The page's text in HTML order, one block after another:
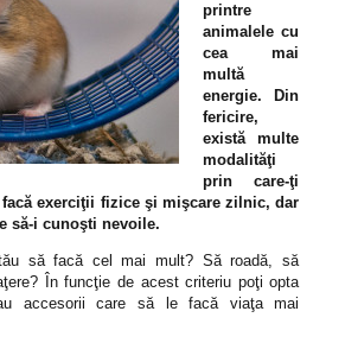
printre
animalele cu
cea mai
multă
energie. Din
fericire,
există multe
modalităţi
prin care-ţi
exerciţii fizice şi mişcare zilnic, dar
să-i cunoşti nevoile.
să facă cel mai mult? Să roadă, să
În funcţie de acest criteriu poţi opta
accesorii care să le facă viaţa mai